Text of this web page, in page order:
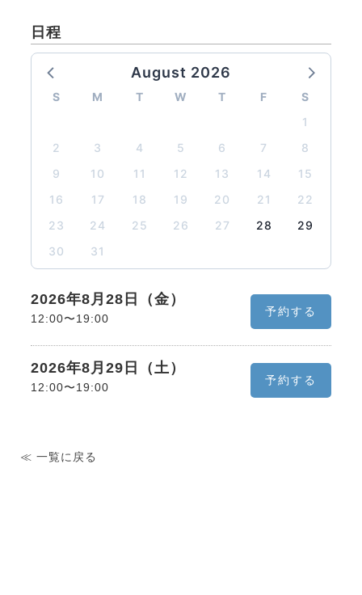
日程
August 2026
S M T W T F
S
1
2
3 4 5 6 7
8
9
10 11 12 13 14
15
16
17 18 19 20 21
22
23
24 25 26 27 28
29
30
31
2026年8月28日（金）
12:00〜19:00
予約する
2026年8月29日（土）
12:00〜19:00
予約する
≪ 一覧に戻る